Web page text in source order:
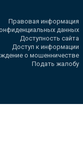
Правовая информация
данных
Доступность сайта
Доступ к информации
о мошенничестве
Подать жалобу